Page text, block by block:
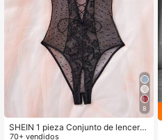
8
SHEIN 1 pieza Conjunto de lencería
de malla y encaje contrastante sex
70+ vendidos